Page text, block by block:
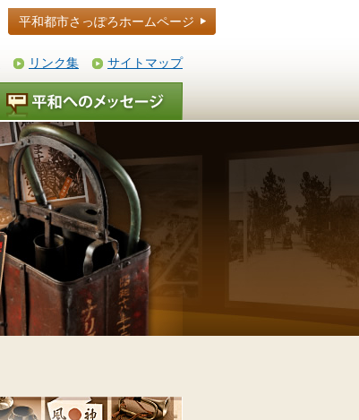
平和都市さっぽろホームページ
リンク集 サイトマップ